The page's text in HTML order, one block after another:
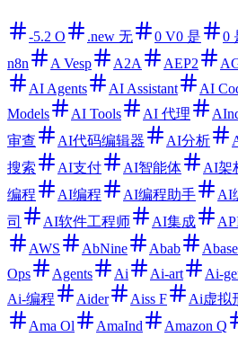
-5.2 O .new 无 0 V0 是 0
n8n
A Vesp A2A AEP2
AI Agents
AI Assistant AI
Models
AI Tools AI 代理
审查
AI代码编辑器 AI分析
搜索
AI支付 AI智能体 AI架
编程
AI编程 AI编程助手 AI
司
AI软件工程师 AI集成
AWS
AbNine Abab Abase
Ops
Agents Ai Ai-art Ai-
Ai-编程
Aider Aiss F Ai虚拟
Ama Ol
AmaInd Amazon Q